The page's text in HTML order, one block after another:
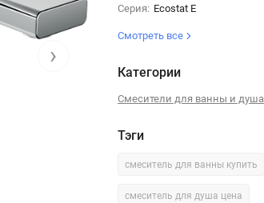
›
Серия: Ecostat E
Смотреть все
Категории
Смесители для ванны и душа
Тэги
смеситель для ванны купить
смеситель для душа цена